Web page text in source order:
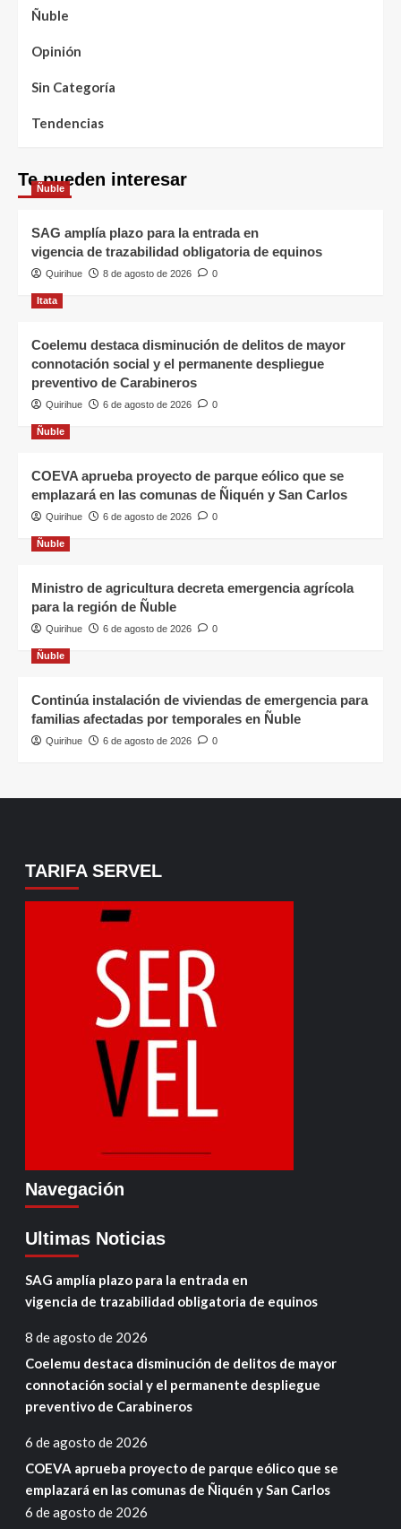
Ñuble
Opinión
Sin Categoría
Tendencias
Te pueden interesar
Ñuble
SAG amplía plazo para la entrada en
vigencia de trazabilidad obligatoria de equinos
Quirihue 8 de agosto de 2026 0
Itata
Coelemu destaca disminución de delitos de mayor
connotación social y el permanente despliegue
preventivo de Carabineros
Quirihue 6 de agosto de 2026 0
Ñuble
COEVA aprueba proyecto de parque eólico que se
emplazará en las comunas de Ñiquén y San Carlos
Quirihue 6 de agosto de 2026 0
Ñuble
Ministro de agricultura decreta emergencia agrícola
para la región de Ñuble
Quirihue 6 de agosto de 2026 0
Ñuble
Continúa instalación de viviendas de emergencia para
familias afectadas por temporales en Ñuble
Quirihue 6 de agosto de 2026 0
TARIFA SERVEL
Navegación
Ultimas Noticias
SAG amplía plazo para la entrada en
vigencia de trazabilidad obligatoria de equinos
8 de agosto de 2026
Coelemu destaca disminución de delitos de mayor
connotación social y el permanente despliegue
preventivo de Carabineros
6 de agosto de 2026
COEVA aprueba proyecto de parque eólico que se
emplazará en las comunas de Ñiquén y San Carlos
6 de agosto de 2026